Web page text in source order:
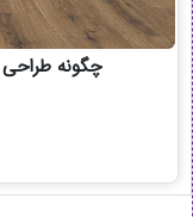
چگونه طراحی